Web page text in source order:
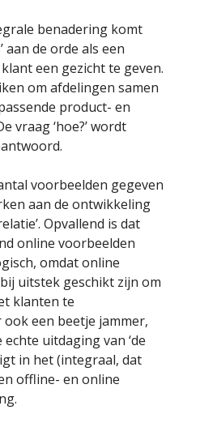
benadering komt
aan de orde als een
een gezicht te geven.
om afdelingen samen
product- en
vraag ‘hoe?’ wordt
voorbeelden gegeven
aan de ontwikkeling
Opvallend is dat
online voorbeelden
omdat online
uitstek geschikt zijn om
klanten te
een beetje jammer,
uitdaging van ‘de
in het (integraal, dat
offline- en online